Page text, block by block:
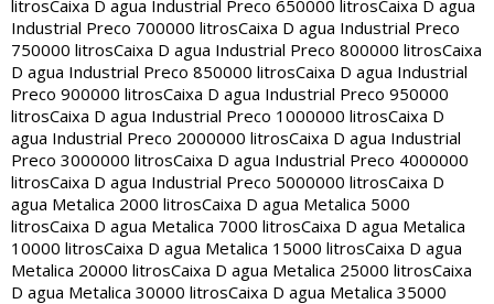
litrosCaixa D agua Industrial Preco 650000 litrosCaixa D agua
Industrial Preco 700000 litrosCaixa D agua Industrial Preco
750000 litrosCaixa D agua Industrial Preco 800000 litrosCaixa
D agua Industrial Preco 850000 litrosCaixa D agua Industrial
Preco 900000 litrosCaixa D agua Industrial Preco 950000
litrosCaixa D agua Industrial Preco 1000000 litrosCaixa D
agua Industrial Preco 2000000 litrosCaixa D agua Industrial
Preco 3000000 litrosCaixa D agua Industrial Preco 4000000
litrosCaixa D agua Industrial Preco 5000000 litrosCaixa D
agua Metalica 2000 litrosCaixa D agua Metalica 5000
litrosCaixa D agua Metalica 7000 litrosCaixa D agua Metalica
10000 litrosCaixa D agua Metalica 15000 litrosCaixa D agua
Metalica 20000 litrosCaixa D agua Metalica 25000 litrosCaixa
D agua Metalica 30000 litrosCaixa D agua Metalica 35000